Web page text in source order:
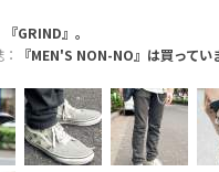
『GRIND』。
『MEN'S NON-NO』は買ってい